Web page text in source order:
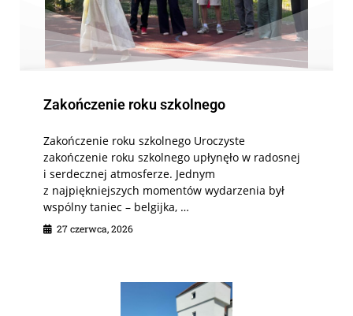
Zakończenie roku szkolnego
Zakończenie roku szkolnego Uroczyste
zakończenie roku szkolnego upłynęło w radosnej
i serdecznej atmosferze. Jednym
z najpiękniejszych momentów wydarzenia był
wspólny taniec – belgijka, …
27 czerwca, 2026